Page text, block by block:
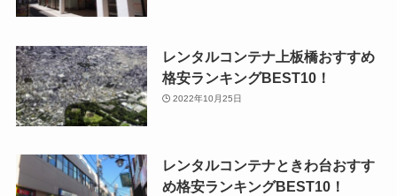
レンタルコンテナ上板橋おすすめ
格安ランキングBEST10！
2022年10月25日
レンタルコンテナときわ台おすす
め格安ランキングBEST10！